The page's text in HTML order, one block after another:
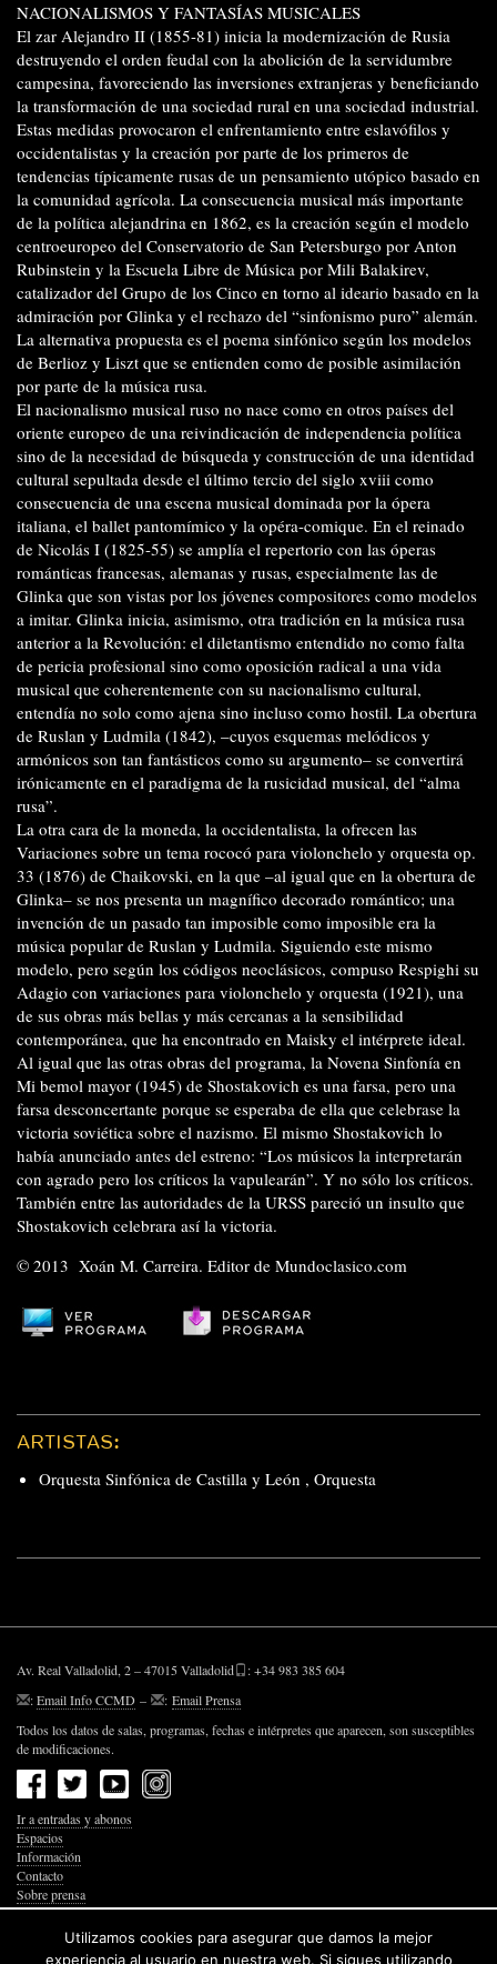
NACIONALISMOS Y FANTASÍAS MUSICALES
El zar Alejandro II (1855-81) inicia la modernización de Rusia
destruyendo el orden feudal con la abolición de la servidumbre
campesina, favoreciendo las inversiones extranjeras y beneficiando
la transformación de una sociedad rural en una sociedad industrial.
Estas medidas provocaron el enfrentamiento entre eslavófilos y
occidentalistas y la creación por parte de los primeros de
tendencias típicamente rusas de un pensamiento utópico basado en
la comunidad agrícola. La consecuencia musical más importante
de la política alejandrina en 1862, es la creación según el modelo
centroeuropeo del Conservatorio de San Petersburgo por Anton
Rubinstein y la Escuela Libre de Música por Mili Balakirev,
catalizador del Grupo de los Cinco en torno al ideario basado en la
admiración por Glinka y el rechazo del “sinfonismo puro” alemán.
La alternativa propuesta es el poema sinfónico según los modelos
de Berlioz y Liszt que se entienden como de posible asimilación
por parte de la música rusa.
El nacionalismo musical ruso no nace como en otros países del
oriente europeo de una reivindicación de independencia política
sino de la necesidad de búsqueda y construcción de una identidad
cultural sepultada desde el último tercio del siglo xviii como
consecuencia de una escena musical dominada por la ópera
italiana, el ballet pantomímico y la opéra-comique. En el reinado
de Nicolás I (1825-55) se amplía el repertorio con las óperas
románticas francesas, alemanas y rusas, especialmente las de
Glinka que son vistas por los jóvenes compositores como modelos
a imitar. Glinka inicia, asimismo, otra tradición en la música rusa
anterior a la Revolución: el diletantismo entendido no como falta
de pericia profesional sino como oposición radical a una vida
musical que coherentemente con su nacionalismo cultural,
entendía no solo como ajena sino incluso como hostil. La obertura
de Ruslan y Ludmila (1842), –cuyos esquemas melódicos y
armónicos son tan fantásticos como su argumento– se convertirá
irónicamente en el paradigma de la rusicidad musical, del “alma
rusa”.
La otra cara de la moneda, la occidentalista, la ofrecen las
Variaciones sobre un tema rococó para violonchelo y orquesta op.
33 (1876) de Chaikovski, en la que –al igual que en la obertura de
Glinka– se nos presenta un magnífico decorado romántico; una
invención de un pasado tan imposible como imposible era la
música popular de Ruslan y Ludmila. Siguiendo este mismo
modelo, pero según los códigos neoclásicos, compuso Respighi su
Adagio con variaciones para violonchelo y orquesta (1921), una
de sus obras más bellas y más cercanas a la sensibilidad
contemporánea, que ha encontrado en Maisky el intérprete ideal.
Al igual que las otras obras del programa, la Novena Sinfonía en
Mi bemol mayor (1945) de Shostakovich es una farsa, pero una
farsa desconcertante porque se esperaba de ella que celebrase la
victoria soviética sobre el nazismo. El mismo Shostakovich lo
había anunciado antes del estreno: “Los músicos la interpretarán
con agrado pero los críticos la vapulearán”. Y no sólo los críticos.
También entre las autoridades de la URSS pareció un insulto que
Shostakovich celebrara así la victoria.
© 2013 Xoán M. Carreira. Editor de Mundoclasico.com
ARTISTAS:
Orquesta Sinfónica de Castilla y León , Orquesta
Av. Real Valladolid, 2 – 47015 Valladolid
: +34 983 385 604
:Email Info CCMD – : Email Prensa
Todos los datos de salas, programas, fechas e intérpretes que aparecen, son susceptibles
de modificaciones.
Ir a entradas y abonos
Espacios
Información
Contacto
Sobre prensa
Política de Privacidad
Política de Cookies
Accesibilidad Web
Utilizamos cookies para asegurar que damos la mejor
experiencia al usuario en nuestra web. Si sigues utilizando